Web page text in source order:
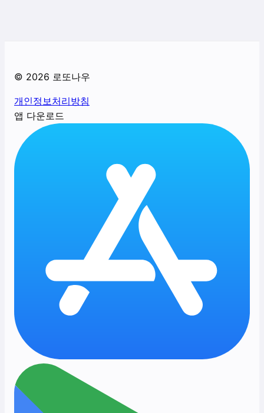
© 2026 로또나우
개인정보처리방침
앱 다운로드